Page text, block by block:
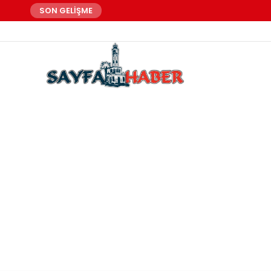
SON GELİŞME